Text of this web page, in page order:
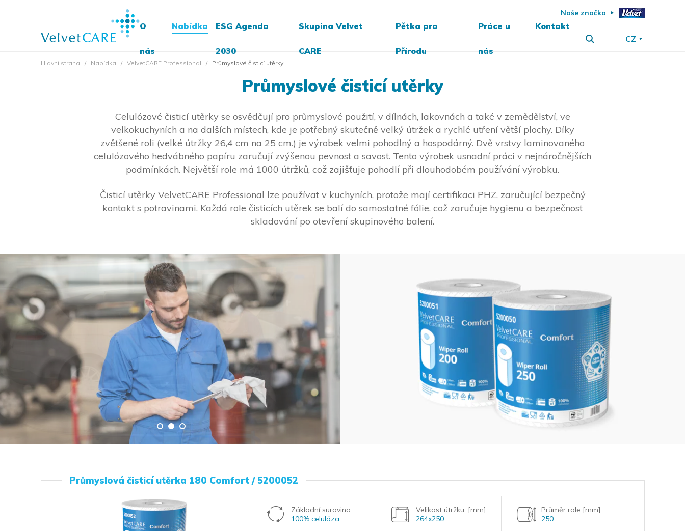
Naše značka
O
nás
Nabídka ESG Agenda
2030
Skupina Velvet
CARE
Pětka pro
Přírodu
Práce u
nás
Kontakt
CZ
Hlavní strana Nabídka VelvetCARE Professional Průmyslové čisticí utěrky
Průmyslové čisticí utěrky
Celulózové čisticí utěrky se osvědčují pro průmyslové použití, v dílnách, lakovnách a také v zemědělství, ve
velkokuchyních a na dalších místech, kde je potřebný skutečně velký útržek a rychlé utření větší plochy. Díky
zvětšené roli (velké útržky 26,4 cm na 25 cm.) je výrobek velmi pohodlný a hospodárný. Dvě vrstvy laminovaného
celulózového hedvábného papíru zaručují zvýšenou pevnost a savost. Tento výrobek usnadní práci v nejnáročnějších
podmínkách. Největší role má 1000 útržků, což zajišťuje pohodlí při dlouhodobém používání výrobku.
Čisticí utěrky VelvetCARE Professional lze používat v kuchyních, protože mají certifikaci PHZ, zaručující bezpečný
kontakt s potravinami. Každá role čisticích utěrek se balí do samostatné fólie, což zaručuje hygienu a bezpečnost
skladování po otevření skupinového balení.
Průmyslová čisticí utěrka 180 Comfort / 5200052
Základní surovina:
100% celulóza
Velikost útržku: [mm]:
264x250
Průměr role [mm]:
250